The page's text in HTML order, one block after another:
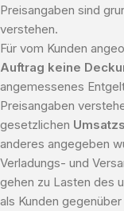
Preisangaben sind
verstehen.
Für vom Kunden
Auftrag keine
angemessenes
Preisangaben
gesetzlichen
anderes angegeben
Verladungs- und
gehen zu Lasten des
als Kunden